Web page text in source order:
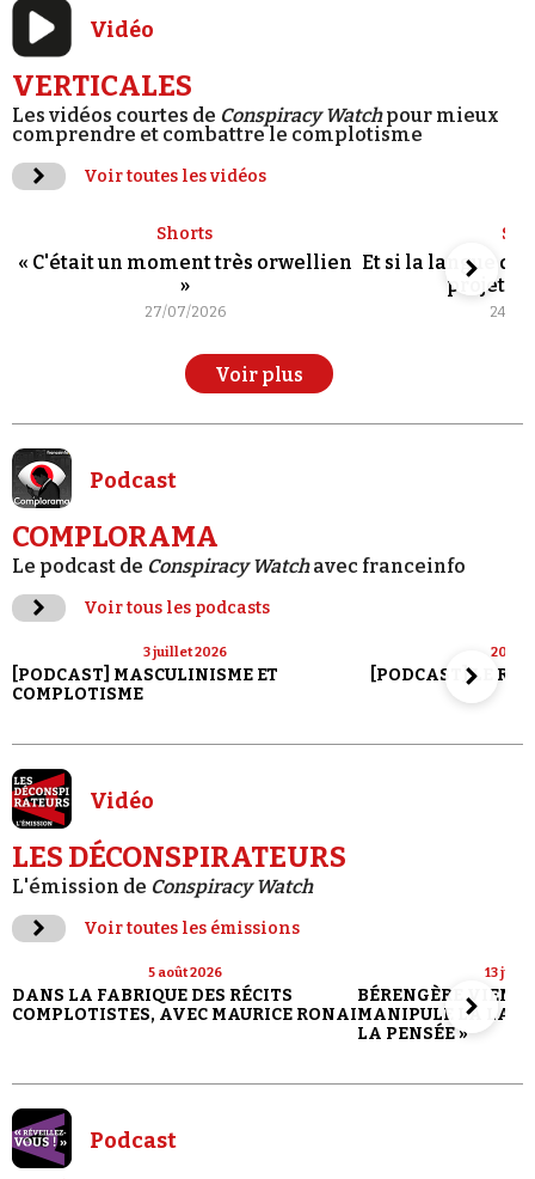
Vidéo
VERTICALES
Les vidéos courtes de Conspiracy Watchpour mieux
comprendre et combattre le complotisme
Voir toutes les vidéos
Shorts
« C'était un moment très orwellien
»
27/07/2026
Et si la langue de
projet
24/
Voir plus
Podcast
COMPLORAMA
Le podcast de Conspiracy Watchavec franceinfo
Voir tous les podcasts
3 juillet 2026
[PODCAST] MASCULINISME ET
COMPLOTISME
20
[PODCAST] LE
Vidéo
LES DÉCONSPIRATEURS
L'émission de Conspiracy Watch
Voir toutes les émissions
5 août 2026
DANS LA FABRIQUE DES RÉCITS
COMPLOTISTES, AVEC MAURICE RONAI
13
BÉRENGÈRE
MANIPULE LA
LA PENSÉE »
Podcast